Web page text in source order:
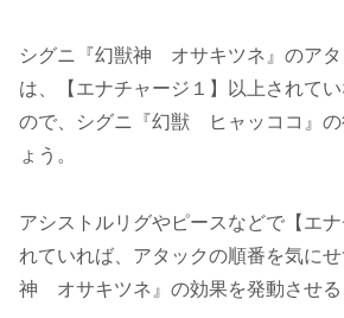
シグニ『幻獣神 オサキツネ』のアタ
は、【エナチャージ１】以上されて
ので、シグニ『幻獣 ヒャッココ』の
ょう。
アシストルリグやピースなどで【エ
れていれば、アタックの順番を気に
神 オサキツネ』の効果を発動させる